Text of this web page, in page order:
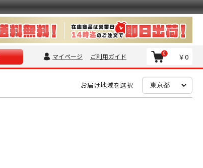
マイページ ご利用ガイド ￥0
0
お届け地域を選択